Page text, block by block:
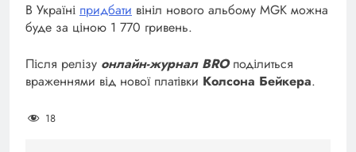
В Україні придбати вініл нового альбому MGK можна
буде за ціною 1 770 гривень.
Після релізу онлайн-журнал BROподілиться
враженнями від нової платівки Колсона Бейкера.
18